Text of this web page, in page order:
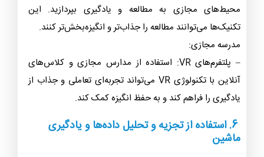
محیط‌های مجازی به مطالعه و یادگیری بپردازید. این
تکنیک‌ها می‌توانند مطالعه را جذاب‌تر و انگیزه‌بخش‌تر کنند.
مدرسه مجازی:
– پلتفرم‌های VR: استفاده از مدارس مجازی و کلاس‌های
آنلاین با تکنولوژی VR می‌تواند تجربه‌ای تعاملی و جذاب از
یادگیری را فراهم کند و به حفظ انگیزه کمک کند.
6. استفاده از تجزیه و تحلیل داده‌ها و یادگیری
ماشین